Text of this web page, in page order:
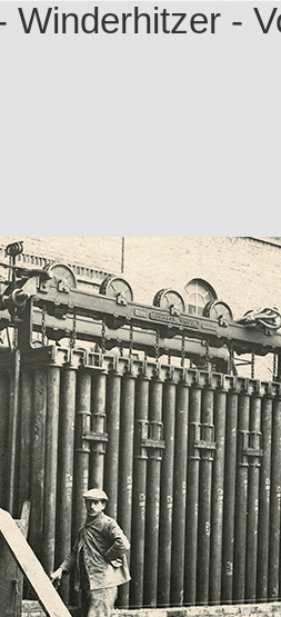
Winderhitzer -